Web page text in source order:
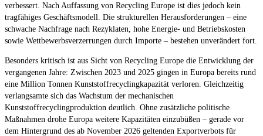
verbessert. Nach Auffassung von Recycling Europe ist dies jedoch kein
tragfähiges Geschäftsmodell. Die strukturellen Herausforderungen – eine
schwache Nachfrage nach Rezyklaten, hohe Energie- und Betriebskosten
sowie Wettbewerbsverzerrungen durch Importe – bestehen unverändert fort.
Besonders kritisch ist aus Sicht von Recycling Europe die Entwicklung der
vergangenen Jahre: Zwischen 2023 und 2025 gingen in Europa bereits rund
eine Million Tonnen Kunststoffrecyclingkapazität verloren. Gleichzeitig
verlangsamte sich das Wachstum der mechanischen
Kunststoffrecyclingproduktion deutlich. Ohne zusätzliche politische
Maßnahmen drohe Europa weitere Kapazitäten einzubüßen – gerade vor
dem Hintergrund des ab November 2026 geltenden Exportverbots für